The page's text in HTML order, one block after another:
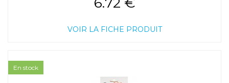
VOIR LA FICHE PRODUIT
En stock